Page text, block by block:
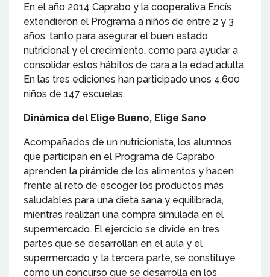
En el año 2014 Caprabo y la cooperativa Encís
extendieron el Programa a niños de entre 2 y 3
años, tanto para asegurar el buen estado
nutricional y el crecimiento, como para ayudar a
consolidar estos hábitos de cara a la edad adulta.
En las tres ediciones han participado unos 4.600
niños de 147 escuelas.
Dinámica del Elige Bueno, Elige Sano
Acompañados de un nutricionista, los alumnos
que participan en el Programa de Caprabo
aprenden la pirámide de los alimentos y hacen
frente al reto de escoger los productos más
saludables para una dieta sana y equilibrada,
mientras realizan una compra simulada en el
supermercado. El ejercicio se divide en tres
partes que se desarrollan en el aula y el
supermercado y, la tercera parte, se constituye
como un concurso que se desarrolla en los